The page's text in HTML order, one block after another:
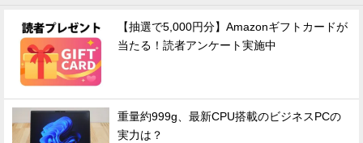
【抽選で5,000円分】Amazonギフトカードが
当たる！読者アンケート実施中
重量約999g、最新CPU搭載のビジネスPCの
実力は？